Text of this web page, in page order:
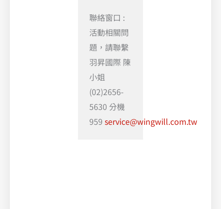
聯絡窗口 :
活動相關問
題，請聯繫
羽昇國際 陳
小姐
(02)2656-
5630 分機
959 service@wingwill.com.tw